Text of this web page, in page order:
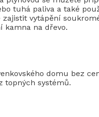
tuhá paliva a také
vytápění
kamna na dřevo.
domu bez
topných systémů.